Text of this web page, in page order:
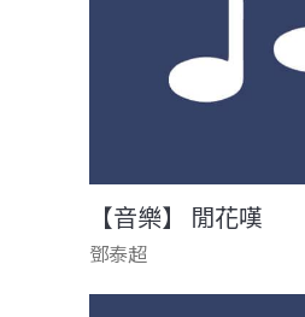
【音樂】 閒花嘆
鄧泰超